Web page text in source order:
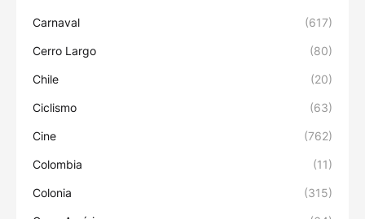
Carnaval (617)
Cerro Largo (80)
Chile (20)
Ciclismo (63)
Cine (762)
Colombia (11)
Colonia (315)